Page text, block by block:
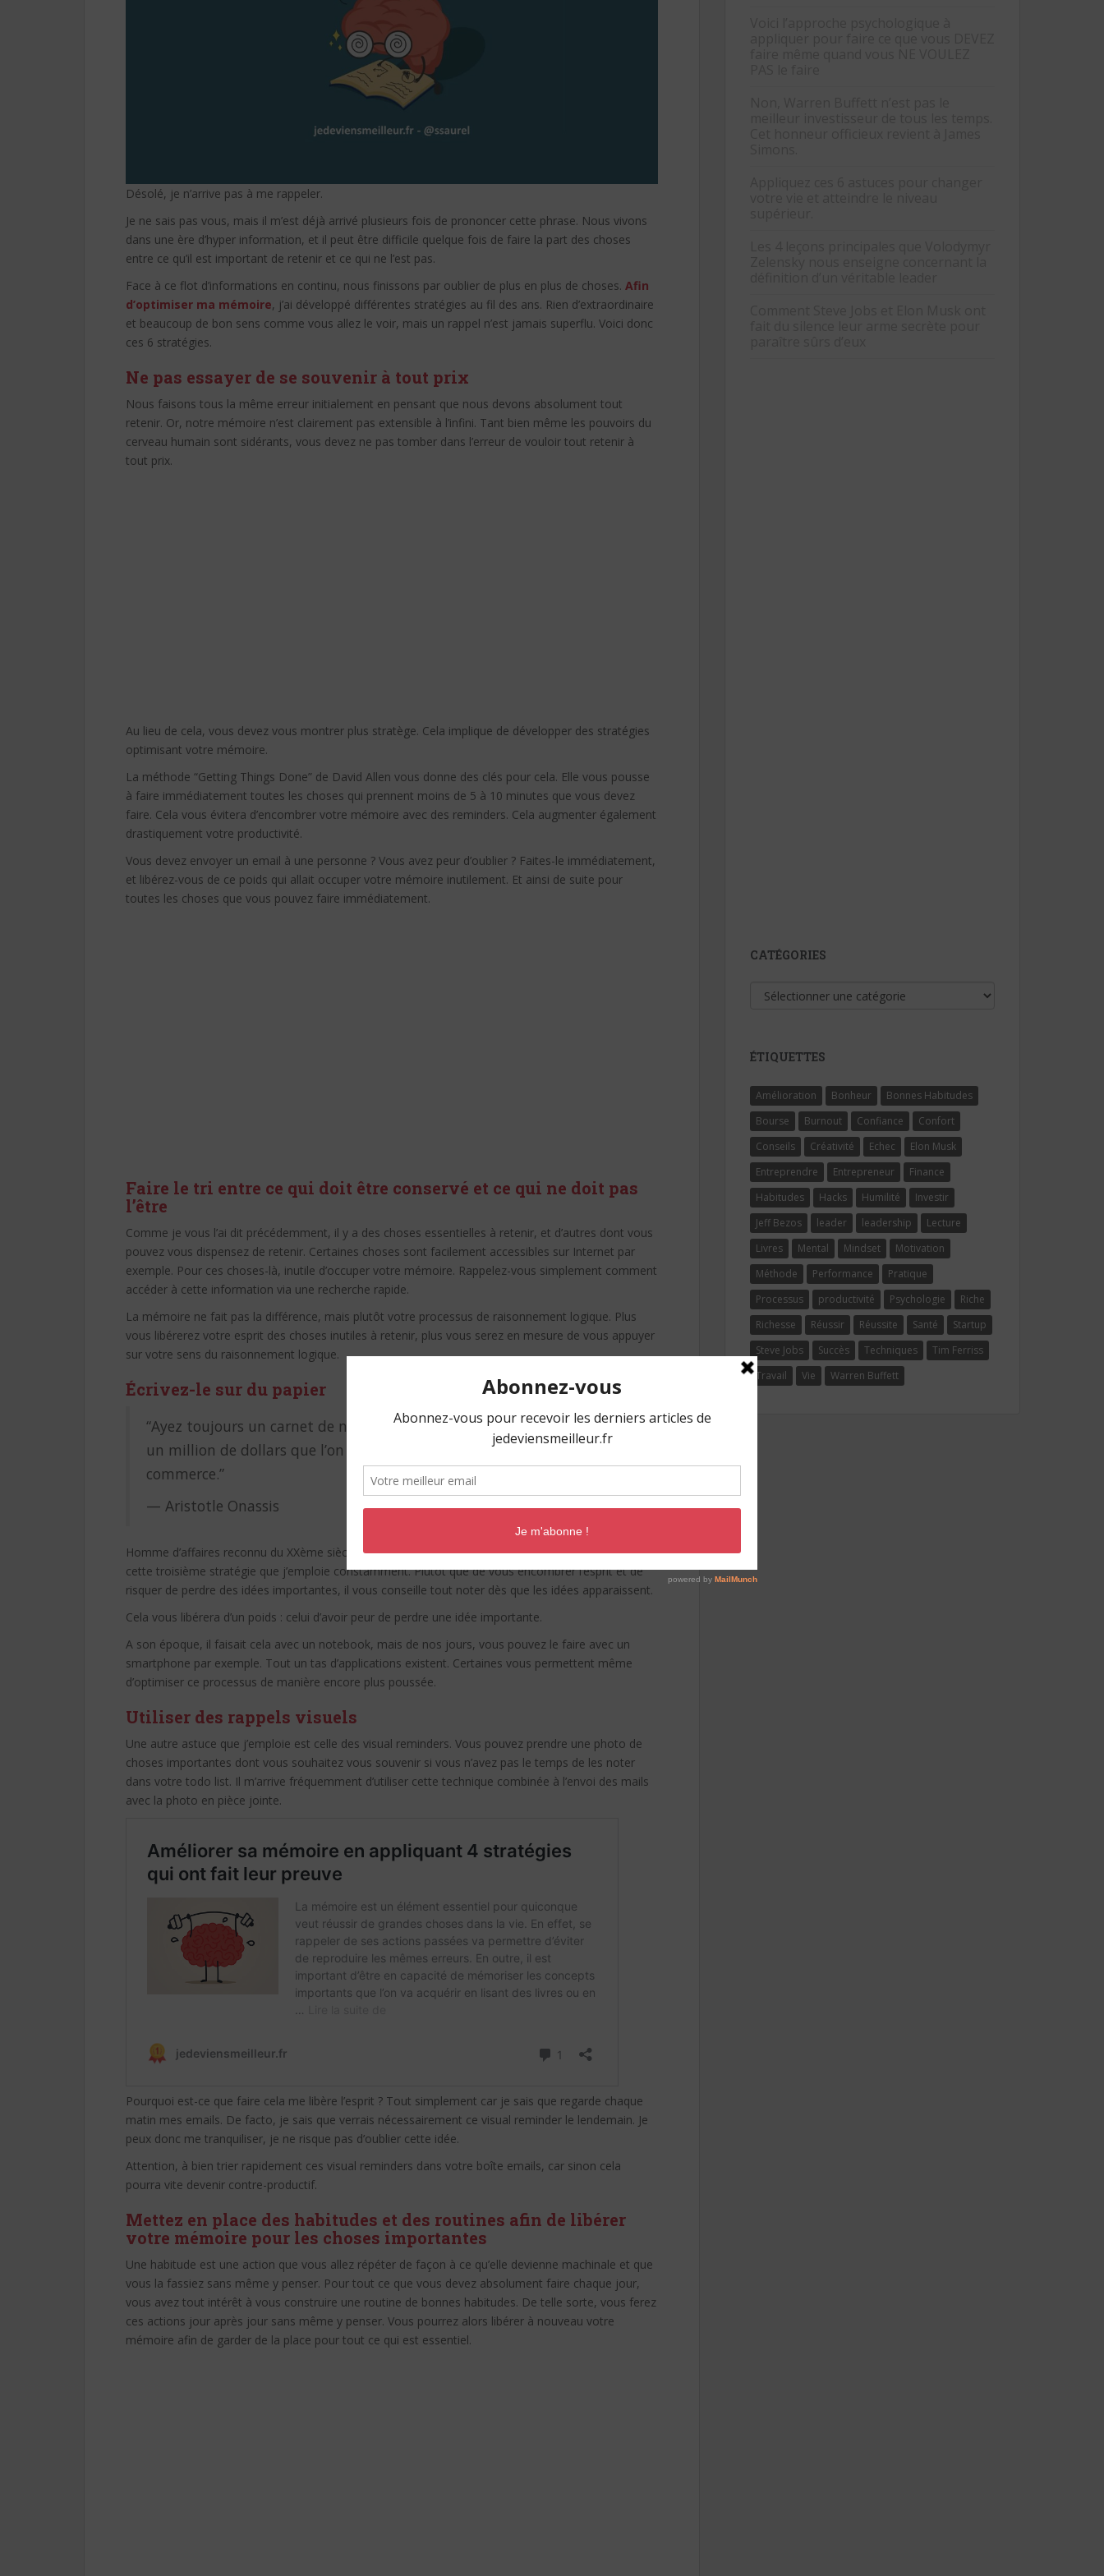
Désolé, je n’arrive pas à me rappeler.
Je ne sais pas vous, mais il m’est déjà arrivé plusieurs fois de prononcer cette phrase. Nous vivons
dans une ère d’hyper information, et il peut être difficile quelque fois de faire la part des choses
entre ce qu’il est important de retenir et ce qui ne l’est pas.
Face à ce flot d’informations en continu, nous finissons par oublier de plus en plus de choses. Afin
d’optimiser ma mémoire, j’ai développé différentes stratégies au fil des ans. Rien d’extraordinaire
et beaucoup de bon sens comme vous allez le voir, mais un rappel n’est jamais superflu. Voici donc
ces 6 stratégies.
Ne pas essayer de se souvenir à tout prix
Nous faisons tous la même erreur initialement en pensant que nous devons absolument tout
retenir. Or, notre mémoire n’est clairement pas extensible à l’infini. Tant bien même les pouvoirs du
cerveau humain sont sidérants, vous devez ne pas tomber dans l’erreur de vouloir tout retenir à
tout prix.
Au lieu de cela, vous devez vous montrer plus stratège. Cela implique de développer des stratégies
optimisant votre mémoire.
La méthode “Getting Things Done” de David Allen vous donne des clés pour cela. Elle vous pousse
à faire immédiatement toutes les choses qui prennent moins de 5 à 10 minutes que vous devez
faire. Cela vous évitera d’encombrer votre mémoire avec des reminders. Cela augmenter également
drastiquement votre productivité.
Vous devez envoyer un email à une personne ? Vous avez peur d’oublier ? Faites-le immédiatement,
et libérez-vous de ce poids qui allait occuper votre mémoire inutilement. Et ainsi de suite pour
toutes les choses que vous pouvez faire immédiatement.
Faire le tri entre ce qui doit être conservé et ce qui ne doit pas
l’être
Comme je vous l’ai dit précédemment, il y a des choses essentielles à retenir, et d’autres dont vous
pouvez vous dispensez de retenir. Certaines choses sont facilement accessibles sur Internet par
exemple. Pour ces choses-là, inutile d’occuper votre mémoire. Rappelez-vous simplement comment
accéder à cette information via une recherche rapide.
La mémoire ne fait pas la différence, mais plutôt votre processus de raisonnement logique. Plus
vous libérerez votre esprit des choses inutiles à retenir, plus vous serez en mesure de vous appuyer
sur votre sens du raisonnement logique.
Écrivez-le sur du papier
“Ayez toujours un carnet de notes sur vous. Notez tout. C’est une leçon à
un million de dollars que l’on n’apprend pas dans les écoles de
commerce.”
— Aristotle Onassis
Homme d’affaires reconnu du XXème siècle et milliardaire,Aristotle Onassisest à l’origine de
cette troisième stratégie que j’emploie constamment. Plutôt que de vous encombrer l’esprit et de
risquer de perdre des idées importantes, il vous conseille tout noter dès que les idées apparaissent.
Cela vous libérera d’un poids : celui d’avoir peur de perdre une idée importante.
A son époque, il faisait cela avec un notebook, mais de nos jours, vous pouvez le faire avec un
smartphone par exemple. Tout un tas d’applications existent. Certaines vous permettent même
d’optimiser ce processus de manière encore plus poussée.
Utiliser des rappels visuels
Une autre astuce que j’emploie est celle des visual reminders. Vous pouvez prendre une photo de
choses importantes dont vous souhaitez vous souvenir si vous n’avez pas le temps de les noter
dans votre todo list. Il m’arrive fréquemment d’utiliser cette technique combinée à l’envoi des mails
avec la photo en pièce jointe.
Pourquoi est-ce que faire cela me libère l’esprit ? Tout simplement car je sais que regarde chaque
matin mes emails. De facto, je sais que verrais nécessairement ce visual reminder le lendemain. Je
peux donc me tranquiliser, je ne risque pas d’oublier cette idée.
Attention, à bien trier rapidement ces visual reminders dans votre boîte emails, car sinon cela
pourra vite devenir contre-productif.
Mettez en place des habitudes et des routines afin de libérer
votre mémoire pour les choses importantes
Une habitude est une action que vous allez répéter de façon à ce qu’elle devienne machinale et que
vous la fassiez sans même y penser. Pour tout ce que vous devez absolument faire chaque jour,
vous avez tout intérêt à vous construire une routine de bonnes habitudes. De telle sorte, vous ferez
ces actions jour après jour sans même y penser. Vous pourrez alors libérer à nouveau votre
mémoire afin de garder de la place pour tout ce qui est essentiel.
CATÉGORIES
Catégories
ÉTIQUETTES
Amélioration Bonheur
Bonnes Habitudes
Bourse
Burnout Confiance
Confort
Conseils
Créativité Echec
Elon Musk
Entreprendre
Entrepreneur
Finance
Habitudes
Hacks Humilité
Investir
Jeff Bezos
leader leadership
Lecture
Livres
Mental Mindset
Motivation
Méthode
Performance
Pratique
Processus
productivité Psychologie
Riche
Richesse
Réussir Réussite Santé
Startup
Steve Jobs
Succès Techniques
Tim Ferriss
Travail
Vie Warren Buffett